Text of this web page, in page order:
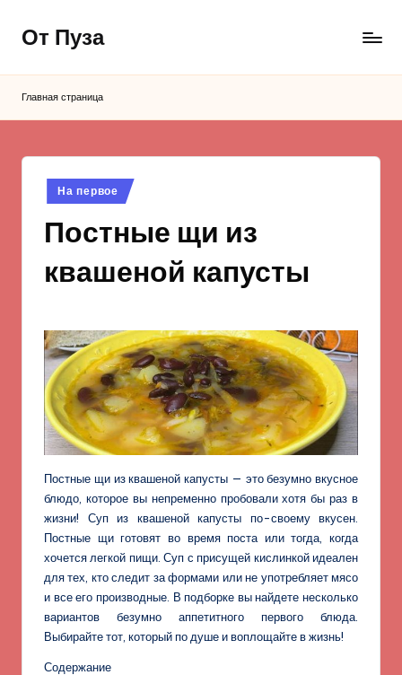
Перейти
содержимому
От Пуза
вкусные
Главная страница
Опубликовано
в
На первое
Постные щи из
квашеной капусты
Постные щи из квашеной капусты — это безумно вкусное
блюдо, которое вы непременно пробовали хотя бы раз в
жизни! Суп из квашеной капусты по-своему вкусен.
Постные щи готовят во время поста или тогда, когда
хочется легкой пищи. Суп с присущей кислинкой идеален
для тех, кто следит за формами или не употребляет мясо
и все его производные. В подборке вы найдете несколько
вариантов безумно аппетитного первого блюда.
Выбирайте тот, который по душе и воплощайте в жизнь!
Содержание